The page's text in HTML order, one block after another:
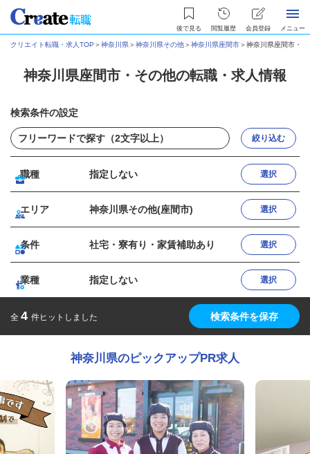
後で見る 閲覧履歴 会員登録 メニュー
クリエイト転職・求人TOP ＞神奈川県＞神奈川県その他＞神奈川県座間市＞神奈川県座間市・
神奈川県座間市・その他の転職・求人情報
検索条件の設定
絞り込む
職種 指定しない 選択
エリア 神奈川県その他(座間市) 選択
条件 社宅・寮有り・家賃補助あり 選択
業種 指定しない 選択
全 4 件ヒットしました 検索条件を保存
神奈川県のピックアップPR求人